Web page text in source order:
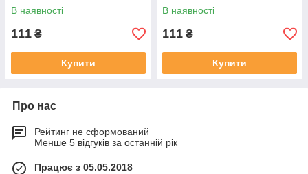
В наявності
111 ₴
Купити
В наявності
111 ₴
Купити
Про нас
Рейтинг не сформований
Менше 5 відгуків за останній рік
Працює з 05.05.2018